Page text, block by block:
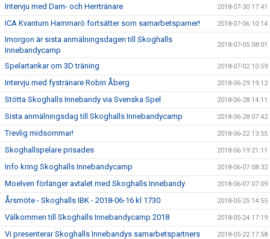
Intervju med Dam- och Herrtränare 2018-07-30 17:41
ICA Kvantum Hammarö fortsätter som samarbetsparner! 2018-07-06 10:14
Imorgon är sista anmälningsdagen till Skoghalls
Innebandycamp
2018-07-05 08:01
Spelartankar om 3D träning 2018-07-02 10:59
Intervju med fystränare Robin Åberg 2018-06-29 19:12
Stötta Skoghalls Innebandy via Svenska Spel 2018-06-28 14:11
Sista anmälningsdag till Skoghalls Innebandycamp 2018-06-28 07:42
Trevlig midsommar! 2018-06-22 13:55
Skoghallspelare prisades 2018-06-19 21:11
Info kring Skoghalls Innebandycamp 2018-06-07 08:32
Moelven förlänger avtalet med Skoghalls Innebandy 2018-06-07 07:09
Årsmöte - Skoghalls IBK - 2018-06-16 kl 1730 2018-05-25 14:55
Välkommen till Skoghalls Innebandycamp 2018 2018-05-24 17:19
Vi presenterar Skoghalls Innebandys samarbetspartners 2018-05-22 17:58